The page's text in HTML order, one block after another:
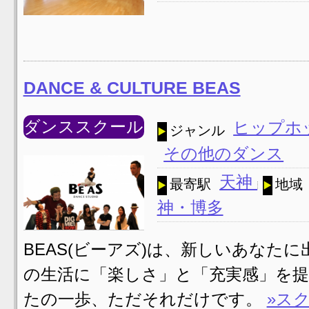
DANCE & CULTURE BEAS
ダンススクール ジャンル
ヒップ
その他のダンス
最寄駅 天神 地域
神・博多
BEAS(ビーアズ)は、新しいあなた
の生活に「楽しさ」と「充実感」を
たの一歩、ただそれだけです。 »ス